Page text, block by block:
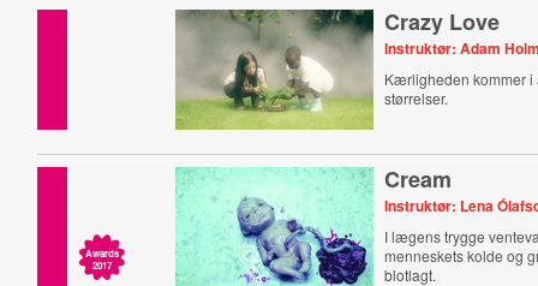
Crazy Love
Instruktør: Adam
Kærligheden kommer i
størrelser.
Awards
2017
Cream
Instruktør: Lena
I lægens trygge
menneskets kolde og
blotlagt.